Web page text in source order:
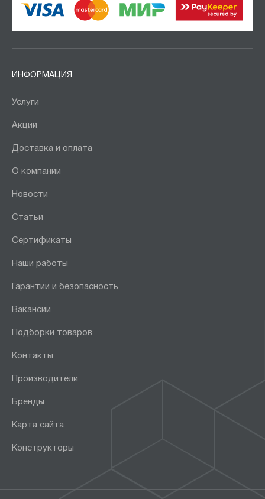
ИНФОРМАЦИЯ
Услуги
Акции
Доставка и оплата
О компании
Новости
Статьи
Сертификаты
Наши работы
Гарантии и безопасность
Вакансии
Подборки товаров
Контакты
Производители
Бренды
Карта сайта
Конструкторы